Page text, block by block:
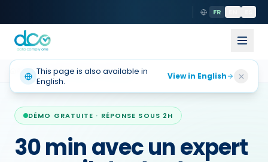
FR
Accueil Demander une démo
DÉMO GRATUITE · RÉPONSE SOUS 2H
30 min avec un expert
This page is also available in
English.
View in English